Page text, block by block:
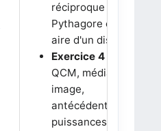
réciproque de
Pythagore et
aire d'un disque.
Exercice 4 :
QCM, médiane,
image,
antécédent,
puissances et